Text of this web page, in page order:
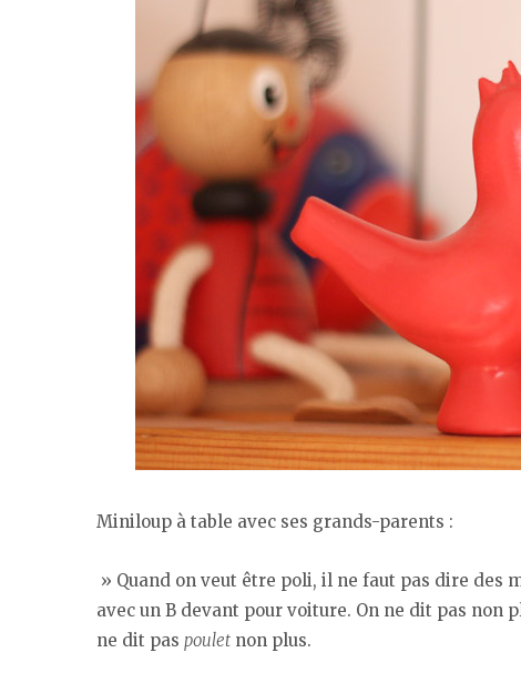
Miniloup à table avec ses grands-parents :
» Quand on veut être poli, il ne faut pas dire des
avec un B devant pour voiture. On ne dit pas non
ne dit pas poulet non plus.